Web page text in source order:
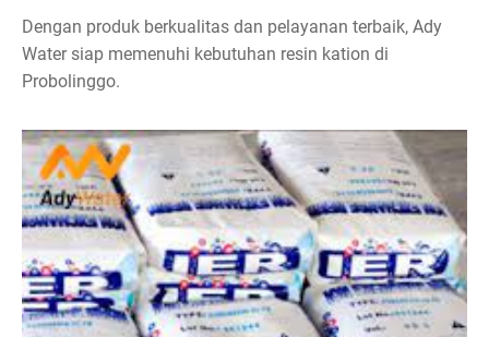
Dengan produk berkualitas dan pelayanan terbaik, Ady
Water siap memenuhi kebutuhan resin kation di
Probolinggo.